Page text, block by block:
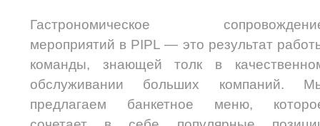
Гастрономическое
мероприятий в PIPL — это результат
команды, знающей толк в
обслуживании больших компаний.
предлагаем банкетное меню,